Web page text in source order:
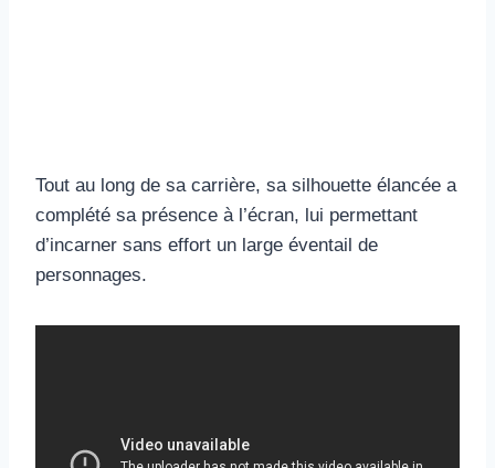
Tout au long de sa carrière, sa silhouette élancée a
complété sa présence à l’écran, lui permettant
d’incarner sans effort un large éventail de
personnages.